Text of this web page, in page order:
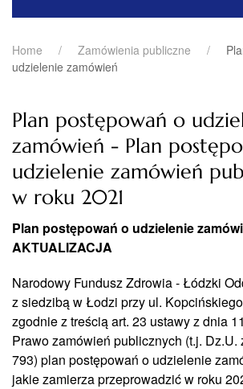
Home Zamówienia publiczne
udzielenie zamówień
Plan postępowań o
zamówień - Plan
udzielenie zamówień
w roku 2021
Plan postępowań o udzielenie
AKTUALIZACJA
Narodowy Fundusz Zdrowia - Łódzki
z siedzibą w Łodzi przy ul.
zgodnie z treścią art. 23 ustawy z dnia
Prawo zamówień publicznych (t.j. Dz.U.
793) plan postępowań o udzielenie
jakie zamierza przeprowadzić w roku